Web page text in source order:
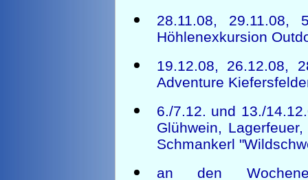
28.11.08, 29.11.08,
Höhlenexkursion
19.12.08, 26.12.08,
Adventure
6./7.12. und 13./
Glühwein,
Schmankerl
an den